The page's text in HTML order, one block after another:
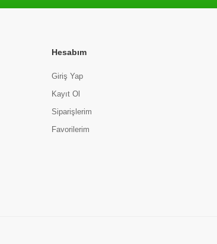
Hesabım
Giriş Yap
Kayıt Ol
Siparişlerim
Favorilerim